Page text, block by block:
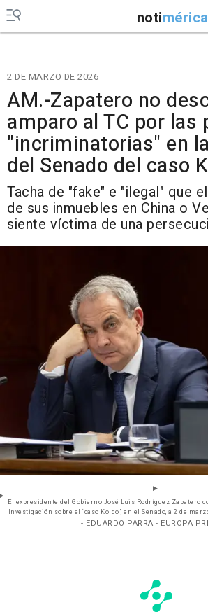
notimérica
2 DE MARZO DE 2026
AM.-Zapatero no
amparo al TC por las
"incriminatorias" en
del Senado del caso
Tacha de "fake" e "ilegal" que
de sus inmuebles en China o
siente víctima de una
El expresidente del Gobierno José Luis Rodríguez Zapatero
Investigación sobre el ‘caso Koldo’, en el Senado, a 2 de
- EDUARDO PARRA - EUROPA